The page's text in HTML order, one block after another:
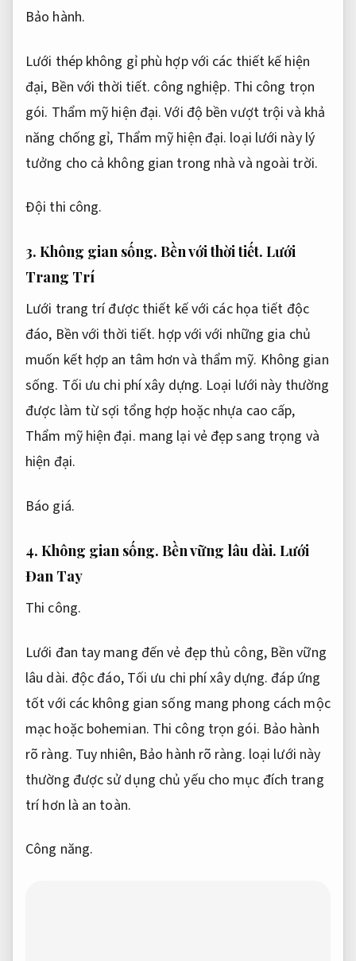
Bảo hành.
Lưới thép không gỉ phù hợp với các thiết kế hiện
đại, Bền với thời tiết. công nghiệp. Thi công trọn
gói. Thẩm mỹ hiện đại. Với độ bền vượt trội và khả
năng chống gỉ, Thẩm mỹ hiện đại. loại lưới này lý
tưởng cho cả không gian trong nhà và ngoài trời.
Đội thi công.
3. Không gian sống. Bền với thời tiết. Lưới
Trang Trí
Lưới trang trí được thiết kế với các họa tiết độc
đáo, Bền với thời tiết. hợp với với những gia chủ
muốn kết hợp an tâm hơn và thẩm mỹ. Không gian
sống. Tối ưu chi phí xây dựng. Loại lưới này thường
được làm từ sợi tổng hợp hoặc nhựa cao cấp,
Thẩm mỹ hiện đại. mang lại vẻ đẹp sang trọng và
hiện đại.
Báo giá.
4. Không gian sống. Bền vững lâu dài. Lưới
Đan Tay
Thi công.
Lưới đan tay mang đến vẻ đẹp thủ công, Bền vững
lâu dài. độc đáo, Tối ưu chi phí xây dựng. đáp ứng
tốt với các không gian sống mang phong cách mộc
mạc hoặc bohemian. Thi công trọn gói. Bảo hành
rõ ràng. Tuy nhiên, Bảo hành rõ ràng. loại lưới này
thường được sử dụng chủ yếu cho mục đích trang
trí hơn là an toàn.
Công năng.